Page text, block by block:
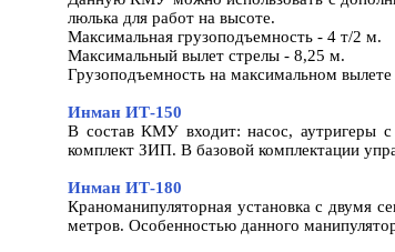
люлька для работ на высоте.
Максимальная грузоподъемность - 4 т/2 м.
Максимальный вылет стрелы - 8,25 м.
Грузоподъемность на максимальном вылете
Инман ИТ-150
В состав КМУ входит: насос, аутригеры с
комплект ЗИП. В базовой комплектации
Инман ИТ-180
Краноманипуляторная установка с двумя
метров. Особенностью данного